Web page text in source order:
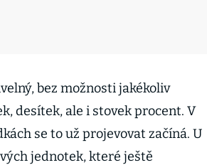
bez možnosti jakékoliv
desítek, ale i stovek procent. V
se to už projevovat začíná. U
jednotek, které ještě